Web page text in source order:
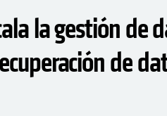
la gestión de
de